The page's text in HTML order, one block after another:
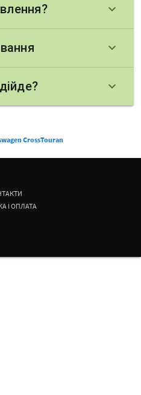
keyboard_arrow_down
keyboard_arrow_down
keyboard_arrow_down
CrossTouran
І ОПЛАТА